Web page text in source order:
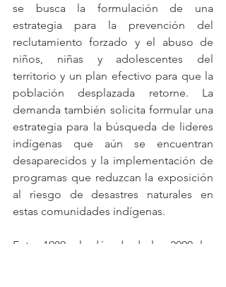
se busca la formulación de una
estrategia para la prevención del
reclutamiento forzado y el abuso de
niños, niñas y adolescentes del
territorio y un plan efectivo para que la
población desplazada retorne. La
demanda también solicita formular una
estrategia para la búsqueda de lideres
indígenas que aún se encuentran
desaparecidos y la implementación de
programas que reduzcan la exposición
al riesgo de desastres naturales en
estas comunidades indígenas.
Entre 1980 y la década de los 2000, las